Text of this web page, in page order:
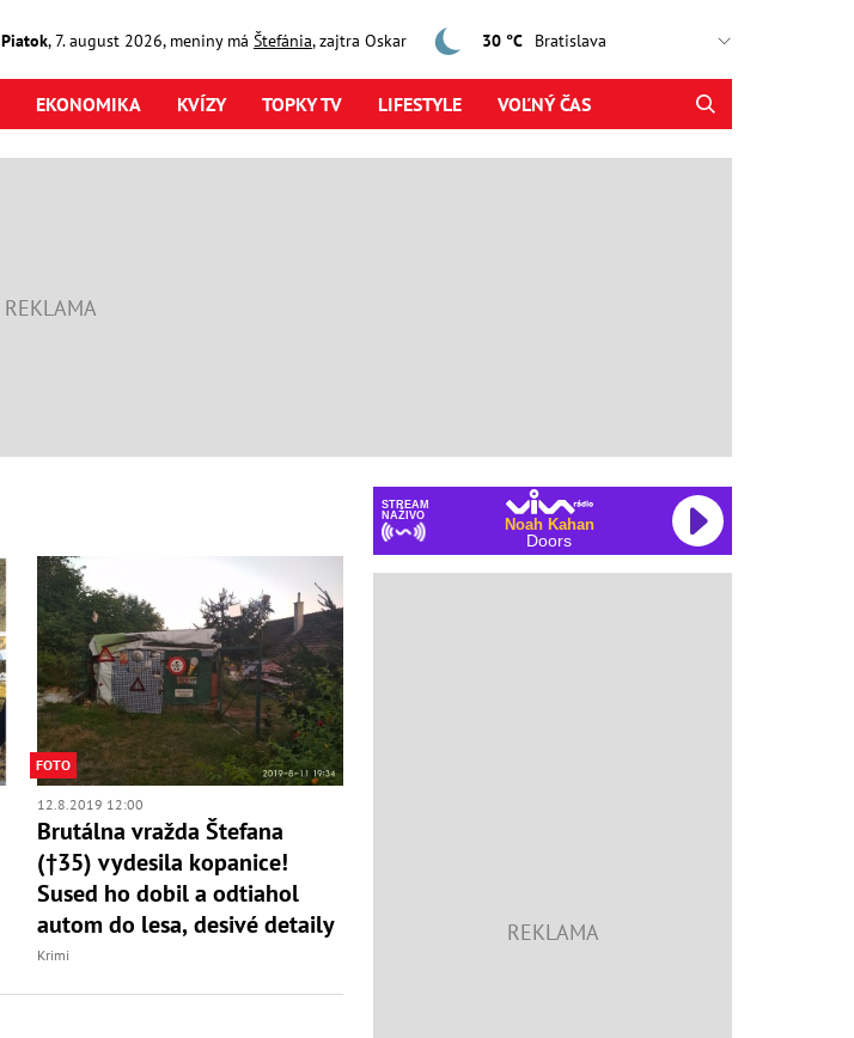
Piatok,7. august2026, meniny má Štefánia, zajtra Oskar 30 °C
EKONOMIKA KVÍZY TOPKY TV LIFESTYLE VOĽNÝ ČAS
FOTO
12.8.2019 12:00
Brutálna vražda Štefana
(†35) vydesila kopanice!
Sused ho dobil a odtiahol
autom do lesa, desivé detaily
Krimi
STREAM
NAŽIVO
Noah Kahan
Doors